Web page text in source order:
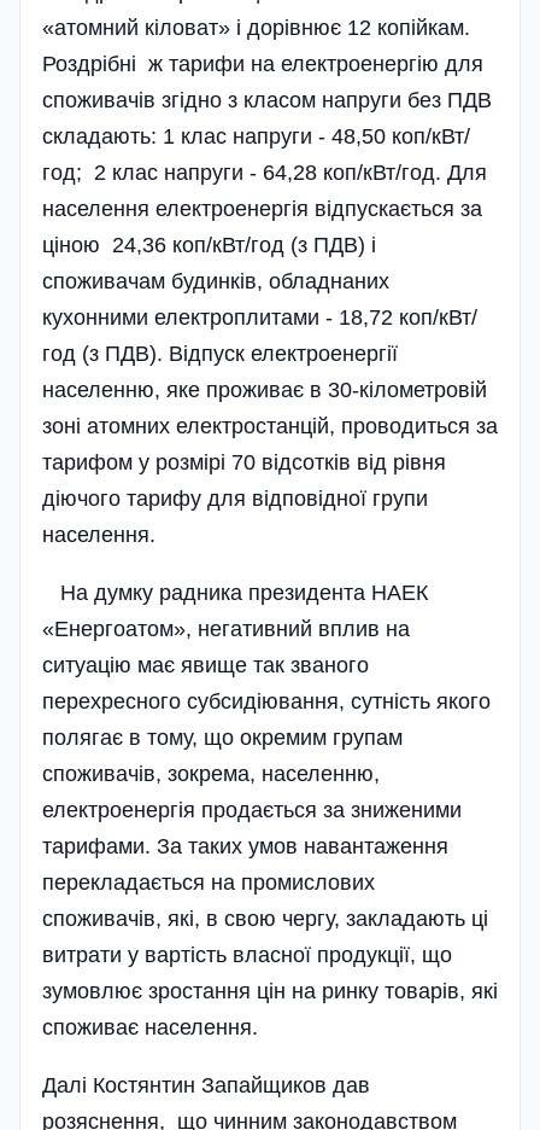
«атомний кіловат» і дорівнює 12 копійкам.
Роздрібні ж тарифи на електроенергію для
споживачів згідно з класом напруги без ПДВ
складають: 1 клас напруги - 48,50 коп/кВт/
год; 2 клас напруги - 64,28 коп/кВт/год. Для
населення електроенергія відпускається за
ціною 24,36 коп/кВт/год (з ПДВ) і
споживачам будинків, обладнаних
кухонними електроплитами - 18,72 коп/кВт/
год (з ПДВ). Відпуск електроенергії
населенню, яке проживає в 30-кілометровій
зоні атомних електростанцій, проводиться за
тарифом у розмірі 70 відсотків від рівня
діючого тарифу для відповідної групи
населення.
На думку радника президента НАЕК
«Енергоатом», негативний вплив на
ситуацію має явище так званого
перехресного субсидіювання, сутність якого
полягає в тому, що окремим групам
споживачів, зокрема, населенню,
електроенергія продається за зниженими
тарифами. За таких умов навантаження
перекладається на промислових
споживачів, які, в свою чергу, закладають ці
витрати у вартість власної продукції, що
зумовлює зростання цін на ринку товарів, які
споживає населення.
Далі Костянтин Запайщиков дав
розяснення, що чинним законодавством